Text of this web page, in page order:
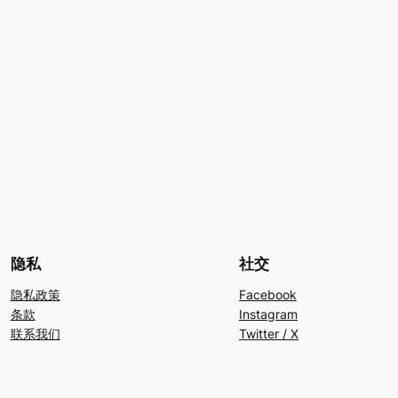
隐私
隐私政策
条款
联系我们
社交
Facebook
Instagram
Twitter / X